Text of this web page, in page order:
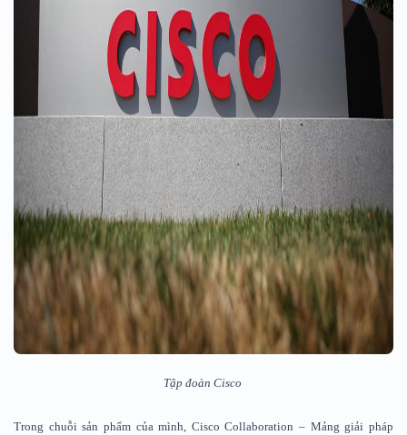
Tập đoàn Cisco
Trong chuỗi sản phẩm của mình, Cisco Collaboration – Mảng giải pháp